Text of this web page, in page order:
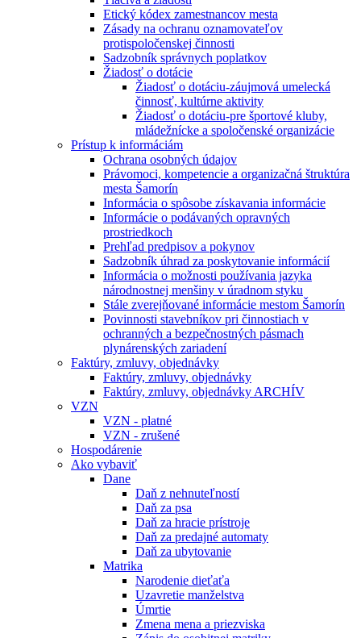
Etický kódex zamestnancov mesta
Zásady na ochranu oznamovateľov
protispoločenskej činnosti
Sadzobník správnych poplatkov
Žiadosť o dotácie
Žiadosť o dotáciu-záujmová umelecká
činnosť, kultúrne aktivity
Žiadosť o dotáciu-pre športové kluby,
mládežnícke a spoločenské organizácie
Prístup k informáciám
Ochrana osobných údajov
Právomoci, kompetencie a organizačná štruktúra
mesta Šamorín
Informácia o spôsobe získavania informácie
Informácie o podávaných opravných
prostriedkoch
Prehľad predpisov a pokynov
Sadzobník úhrad za poskytovanie informácií
Informácia o možnosti používania jazyka
národnostnej menšiny v úradnom styku
Stále zverejňované informácie mestom Šamorín
Povinnosti stavebníkov pri činnostiach v
ochranných a bezpečnostných pásmach
plynárenských zariadení
Faktúry, zmluvy, objednávky
Faktúry, zmluvy, objednávky
Faktúry, zmluvy, objednávky ARCHÍV
VZN
VZN - platné
VZN - zrušené
Hospodárenie
Ako vybaviť
Dane
Daň z nehnuteľností
Daň za psa
Daň za hracie prístroje
Daň za predajné automaty
Daň za ubytovanie
Matrika
Narodenie dieťaťa
Uzavretie manželstva
Úmrtie
Zmena mena a priezviska